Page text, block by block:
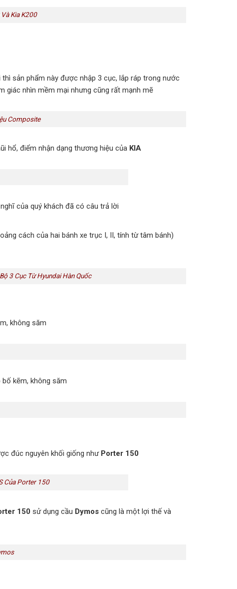
Kia K200
thì sản phẩm này được nhập 3 cục, lắp ráp trong nước
giác nhìn mềm mại nhưng cũng rất mạnh mẽ
Composite
hổ, điểm nhận dạng thương hiệu của KIA
của quý khách đã có câu trả lời
cách của hai bánh xe trục I, II, tính từ tâm bánh)
3 Cục Từ Hyundai Hàn Quốc
không săm
bố kẽm, không săm
đúc nguyên khối giống như Porter 150
Của Porter 150
150 sử dụng cầu Dymos cũng là một lợi thế và